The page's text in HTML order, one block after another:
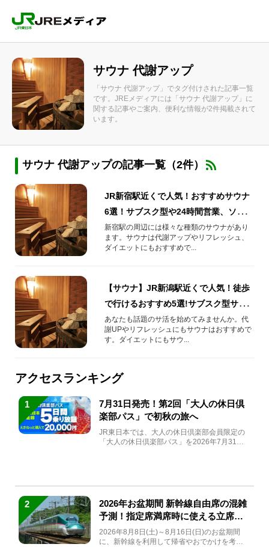
サウナ 代謝アップ
「サウナ 代謝アップ」でタグ付けされた記事一覧
です。JREメディアには「サウナ 代謝アップ」に
関する記事やご案内、便利な情報が2件掲載されて
います。
サウナ 代謝アップの記事一覧（2件）
JR新宿駅近くで人気！おすすめサウナ
6選！サブスク型や24時間営業、ソロサ
ウナも！
新宿駅の周辺には様々な種類のサウナがあり
ます。サウナは代謝アップやリフレッシュ、
ダイエットにもおすすめで...
【サウナ】JR新潟駅近くで人気！徒歩
で行けるおすすめ5選!サブスク型サウ
ナやバーとコラボしたサウナでサ活を
始めよう!
あなたも話題のサ活を始めてみませんか。代
謝UPやリフレッシュにもサウナはおすすめで
す。ダイエットにもサウ...
アクセスランキング
1
7月31日発売！第2回「大人の休日倶
楽部パス」で初秋の旅へ
JR東日本では、大人の休日倶楽部会員限定の
「大人の休日倶楽部パス」を2026年7月31日
2
2026年お盆期間 新幹線自由席の混雑
予測！指定席満席時に使える立席特
急券も解説
2026年8月8日(土)～8月16日(日)のお盆期間
に、新幹線を利用して帰省やおでかけを考え